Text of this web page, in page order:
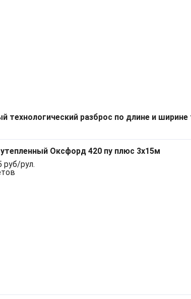
технологический разброс по длине и ширине
Оксфорд 420 пу плюс 3х15м
руб/рул.